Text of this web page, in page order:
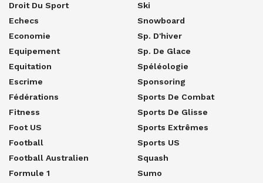
Droit Du Sport
Echecs
Economie
Equipement
Equitation
Escrime
Fédérations
Fitness
Foot US
Football
Football Australien
Formule 1
Ski
Snowboard
Sp. D'hiver
Sp. De Glace
Spéléologie
Sponsoring
Sports De Combat
Sports De Glisse
Sports Extrêmes
Sports US
Squash
Sumo